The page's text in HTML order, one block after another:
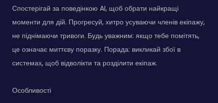
Спостерігай за поведінкою AI, щоб обрати найкращі
моменти для дій. Прогресуй, хитро усуваючи членів екіпажу,
не піднімаючи тривоги. Будь уважним: якщо тебе помітять,
це означає миттєву поразку. Порада: викликай збої в
системах, щоб відволікти та розділити екіпаж.
Особливості